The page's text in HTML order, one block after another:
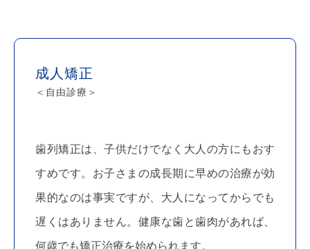
成人矯正
＜自由診療＞
歯列矯正は、子供だけでなく大人の方にもおす
すめです。お子さまの成長期に早めの治療が効
果的なのは事実ですが、大人になってからでも
遅くはありません。健康な歯と歯肉があれば、
何歳でも矯正治療を始められます。